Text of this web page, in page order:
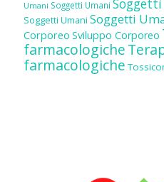
Umani Soggetti Umani
Soggetti Umani Soggetti
Corporeo Sviluppo Corporeo
farmacologiche
farmacologiche